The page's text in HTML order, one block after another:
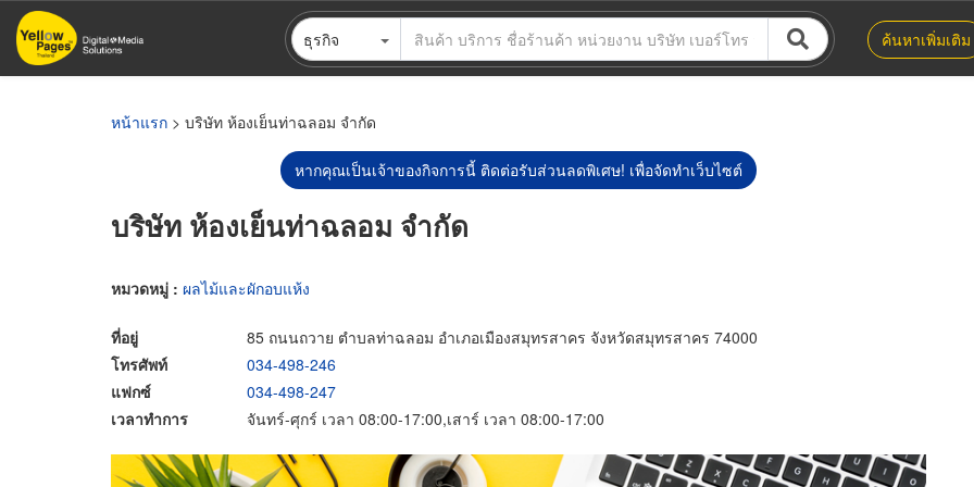
ข้าม
ไป
ธุรกิจ ค้นหาเพิ่มเติม
หน้าแรก > บริษัท ห้องเย็นท่าฉลอม จำกัด
หากคุณเป็นเจ้าของกิจการนี้ ติดต่อรับส่วนลดพิเศษ! เพื่อจัดทำเว็บไซต์
บริษัท ห้องเย็นท่าฉลอม จำกัด
หมวดหมู่ : ผลไม้และผักอบแห้ง
ที่อยู่
85 ถนนถวาย ตำบลท่าฉลอม อำเภอเมืองสมุทรสาคร จังหวัดสมุทรสาคร 74000
โทรศัพท์
034-498-246
แฟกซ์
034-498-247
เวลาทำการ
จันทร์-ศุกร์ เวลา 08:00-17:00,เสาร์ เวลา 08:00-17:00